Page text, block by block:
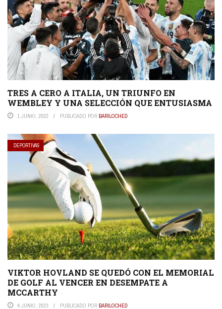
TRES A CERO A ITALIA, UN TRIUNFO EN
WEMBLEY Y UNA SELECCIÓN QUE ENTUSIASMA
1 JUNIO, 2022 PUBLICADO POR BARILOCHED
DEPORTIVAS
VIKTOR HOVLAND SE QUEDÓ CON EL MEMORIAL
DE GOLF AL VENCER EN DESEMPATE A
MCCARTHY
4 JUNIO, 2023 PUBLICADO POR BARILOCHED